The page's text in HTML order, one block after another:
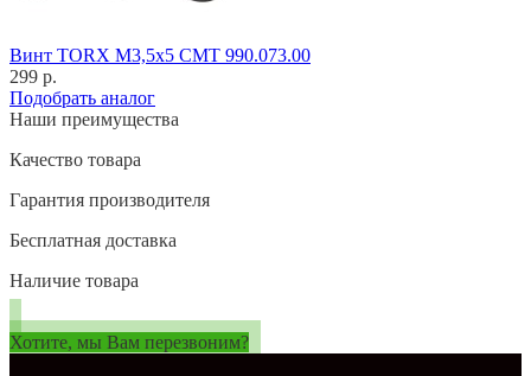
Винт TORX M3,5x5 CMT 990.073.00
299 р.
Подобрать аналог
Наши преимущества
Качество товара
Гарантия производителя
Бесплатная доставка
Наличие товара
Хотите, мы Вам перезвоним?